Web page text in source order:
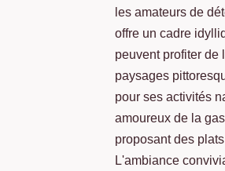
les amateurs de
offre un cadre
peuvent profiter de
paysages
pour ses activités
amoureux de la
proposant des
L'ambiance